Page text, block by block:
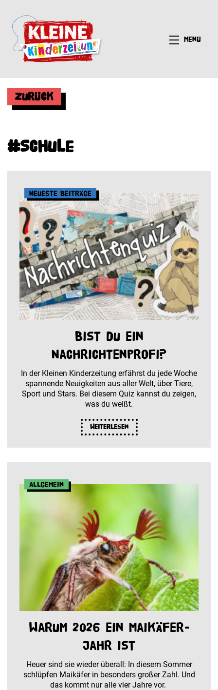
Menü
Zurück
#Schule
Neueste Beiträge
Bist du ein
Nachrichtenprofi?
In der Kleinen Kinderzeitung erfährst du jede Woche
spannende Neuigkeiten aus aller Welt, über Tiere,
Sport und Stars. Bei diesem Quiz kannst du zeigen,
was du weißt.
Weiterlesen
Allgemein
Warum 2026 ein Maikäfer-
Jahr ist
Heuer sind sie wieder überall: In diesem Sommer
schlüpfen Maikäfer in besonders großer Zahl. Und
das kommt nur alle vier Jahre vor.